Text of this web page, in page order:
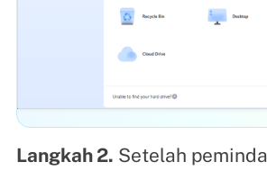
Langkah 2. Setelah